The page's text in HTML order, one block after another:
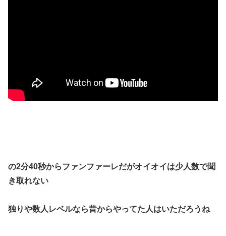
の2分40秒からファンファーレだがオイオイは少人数で聞
き取れない
独りや数人レベルなら昔からやってた人はいただろうね